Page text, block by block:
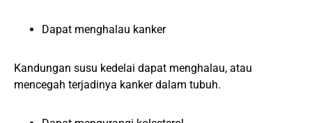
Dapat menghalau kanker
Kandungan susu kedelai dapat menghalau, atau
mencegah terjadinya kanker dalam tubuh.